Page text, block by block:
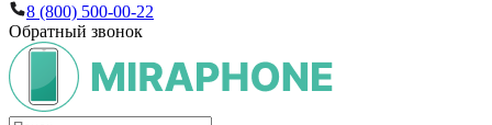
8 (800) 500-00-22
Обратный звонок